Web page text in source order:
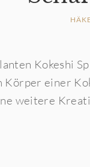
Kokeshi
Körper einer
weitere